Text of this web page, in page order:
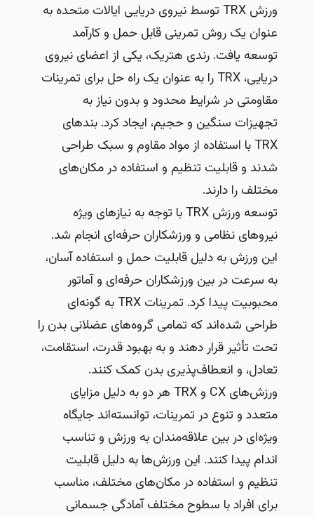
ورزش TRX توسط نیروی دریایی ایالات متحده به
عنوان یک روش تمرینی قابل حمل و کارآمد
توسعه یافت. رندی هتریک، یکی از اعضای نیروی
دریایی، TRX را به عنوان یک راه حل برای تمرینات
مقاومتی در شرایط محدود و بدون نیاز به
تجهیزات سنگین و حجیم، ایجاد کرد. بندهای
TRX با استفاده از مواد مقاوم و سبک طراحی
شدند و قابلیت تنظیم و استفاده در مکان‌های
مختلف را دارند.
توسعه ورزش TRX با توجه به نیازهای ویژه
نیروهای نظامی و ورزشکاران حرفه‌ای انجام شد.
این ورزش به دلیل قابلیت حمل و استفاده آسان،
به سرعت در بین ورزشکاران حرفه‌ای و آماتور
محبوبیت پیدا کرد. تمرینات TRX به گونه‌ای
طراحی شده‌اند که تمامی گروه‌های عضلانی بدن را
تحت تأثیر قرار دهند و به بهبود قدرت، استقامت،
تعادل، و انعطاف‌پذیری بدن کمک کنند.
ورزش‌های CX و TRX هر دو به دلیل مزایای
متعدد و تنوع در تمرینات، توانسته‌اند جایگاه
ویژه‌ای در بین علاقه‌مندان به ورزش و تناسب
اندام پیدا کنند. این ورزش‌ها به دلیل قابلیت
تنظیم و استفاده در مکان‌های مختلف، مناسب
برای افراد با سطوح مختلف آمادگی جسمانی